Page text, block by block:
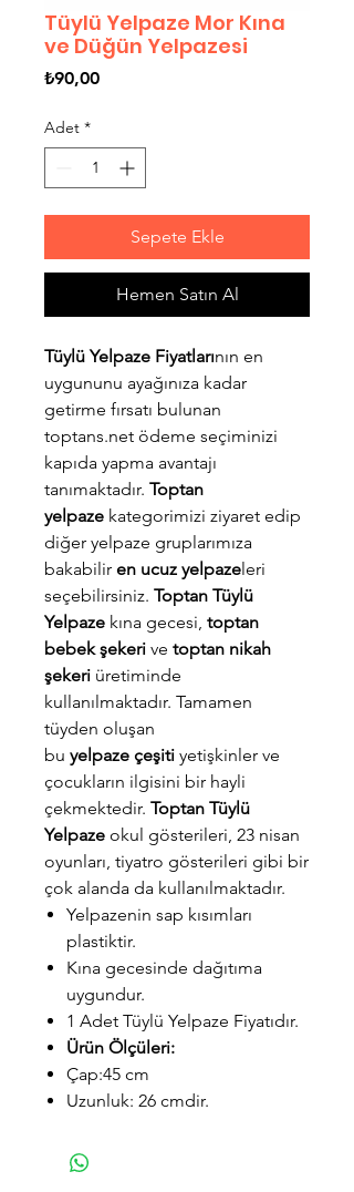
Tüylü Yelpaze Mor Kına
ve Düğün Yelpazesi
₺90,00Fiyat
Adet *
Sepete Ekle
Hemen Satın Al
Tüylü Yelpaze Fiyatlarının en
uygununu ayağınıza kadar
getirme fırsatı bulunan
toptans.net ödeme seçiminizi
kapıda yapma avantajı
tanımaktadır. Toptan
yelpaze kategorimizi ziyaret edip
diğer yelpaze gruplarımıza
bakabilir en ucuz yelpazeleri
seçebilirsiniz. Toptan Tüylü
Yelpaze kına gecesi, toptan
bebek şekeri ve toptan nikah
şekeri üretiminde
kullanılmaktadır. Tamamen
tüyden oluşan
bu yelpaze çeşiti yetişkinler ve
çocukların ilgisini bir hayli
çekmektedir. Toptan Tüylü
Yelpaze okul gösterileri, 23 nisan
oyunları, tiyatro gösterileri gibi bir
çok alanda da kullanılmaktadır.
Yelpazenin sap kısımları
plastiktir.
Kına gecesinde dağıtıma
uygundur.
1 Adet Tüylü Yelpaze Fiyatıdır.
Ürün Ölçüleri:
Çap:45 cm
Uzunluk: 26 cmdir.